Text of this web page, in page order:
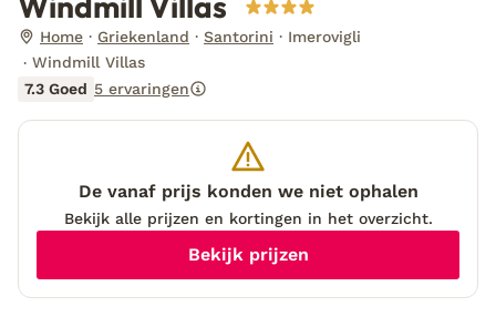
Home Griekenland Santorini
Imerovigli
Windmill Villas
7.3 Goed 5 ervaringen
De vanaf prijs konden we niet ophalen
Bekijk alle prijzen en kortingen in het overzicht.
Bekijk prijzen